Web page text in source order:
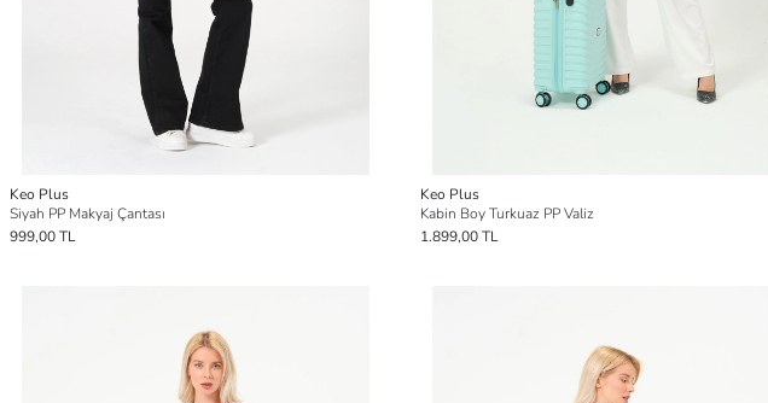
Keo Plus
Siyah PP Makyaj Çantası
999,00 TL
Keo Plus
Kabin Boy Turkuaz PP Valiz
1.899,00 TL